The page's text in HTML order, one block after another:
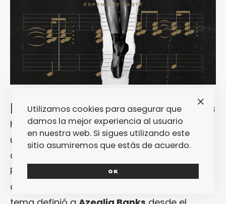
[taq_review] [dropcap]T[/dropcap]res años
hace que « 212» cayó entre nosotros como
una bomba de neutrinos que a su paso sólo
dejó cadáveres ennegrecidos y calcificados.
Pocas cartas de presentación se recuerdan
que hayan sido tan demoledoras: aquel
Utilizamos cookies para asegurar que
damos la mejor experiencia al usuario
en nuestra web. Si sigues utilizando este
sitio asumiremos que estás de acuerdo.
OK